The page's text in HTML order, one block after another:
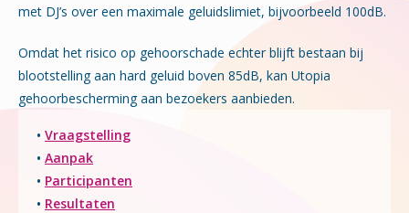
met DJ’s over een maximale geluidslimiet, bijvoorbeeld 100dB.
Omdat het risico op gehoorschade echter blijft bestaan bij
blootstelling aan hard geluid boven 85dB, kan Utopia
gehoorbescherming aan bezoekers aanbieden.
• Vraagstelling
• Aanpak
• Participanten
• Resultaten